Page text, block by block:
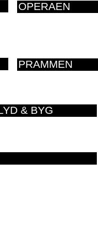
OPERAEN
PRAMMEN
& BYG